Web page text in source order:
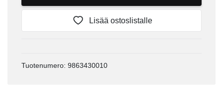
Lisää ostoslistalle
Tuotenumero: 9863430010